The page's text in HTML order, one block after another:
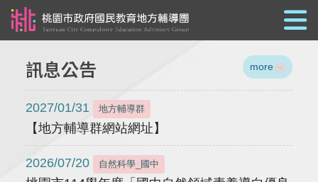
訊息公告 more
2027/01/31 地方輔導群
【地方輔導群網站網址】
2026/07/20 自然科學_國中